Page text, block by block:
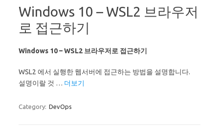
Windows 10 – WSL2 브라우저
로 접근하기
Windows 10 – WSL2 브라우저로 접근하기
WSL2 에서 실행한 웹서버에 접근하는 방법을 설명합니다.
설명이랄 것 … 더보기
Category: DevOps